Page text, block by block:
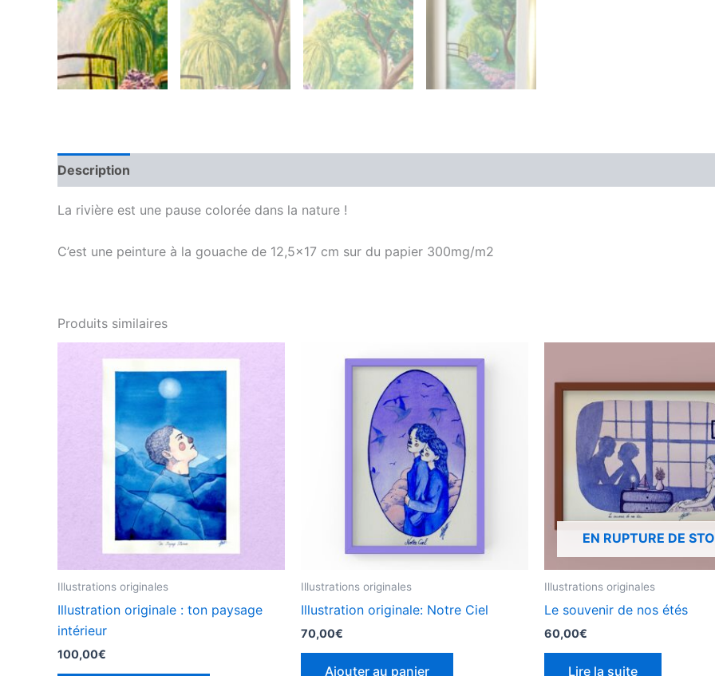
Description
La rivière est une pause colorée dans la nature !
C’est une peinture à la gouache de 12,5×17 cm sur du papier 300mg/m2
Produits similaires
Illustrations originales
Illustration originale : ton paysage
intérieur
100,00€
Illustrations originales
Illustration originale: Notre Ciel
70,00€
Ajouter au panier
EN RUPTURE DE
Illustrations originales
Le souvenir de nos étés
60,00€
Lire la suite